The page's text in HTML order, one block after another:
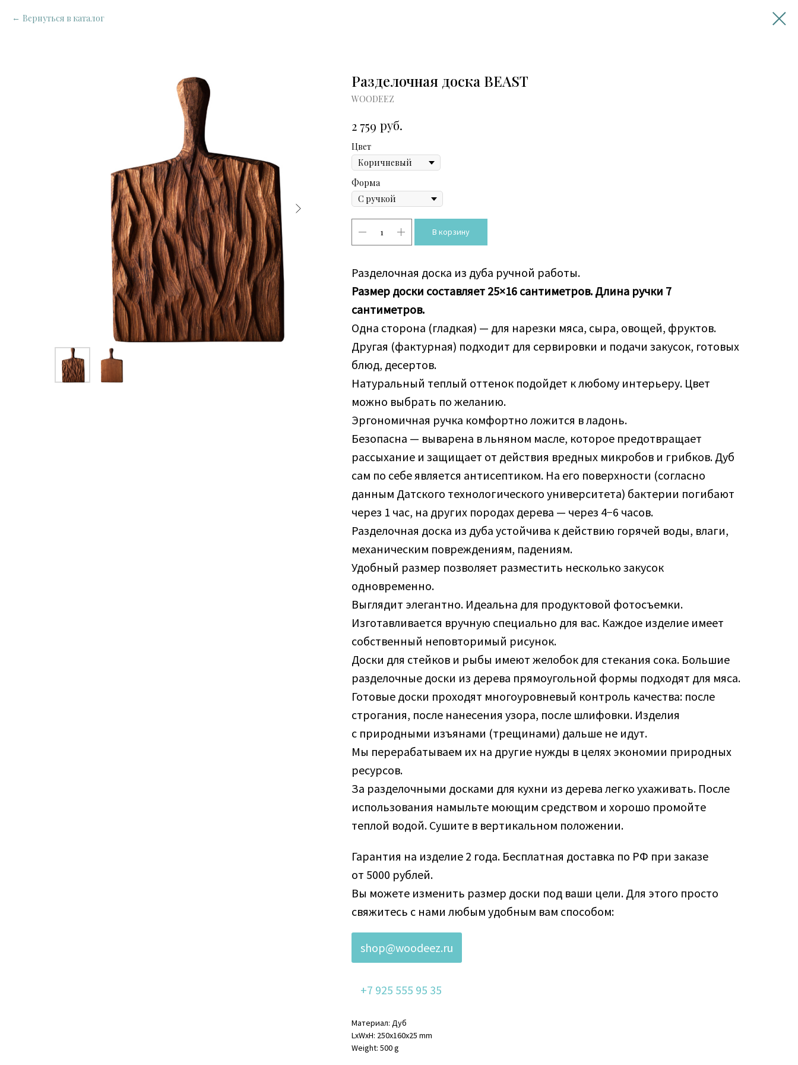
Вернуться в каталог
Разделочная доска BEAST
WOODEEZ
2 759 руб.
Цвет
Форма
В корзину
Разделочная доска из дуба ручной работы.
Размер доски составляет 25×16 сантиметров. Длина ручки 7
сантиметров.
Одна сторона (гладкая) — для нарезки мяса, сыра, овощей, фруктов.
Другая (фактурная) подходит для сервировки и подачи закусок, готовых
блюд, десертов.
Натуральный теплый оттенок подойдет к любому интерьеру. Цвет
можно выбрать по желанию.
Эргономичная ручка комфортно ложится в ладонь.
Безопасна — выварена в льняном масле, которое предотвращает
рассыхание и защищает от действия вредных микробов и грибков. Дуб
сам по себе является антисептиком. На его поверхности (согласно
данным Датского технологического университета) бактерии погибают
через 1 час, на других породах дерева — через 4−6 часов.
Разделочная доска из дуба устойчива к действию горячей воды, влаги,
механическим повреждениям, падениям.
Удобный размер позволяет разместить несколько закусок
одновременно.
Выглядит элегантно. Идеальна для продуктовой фотосъемки.
Изготавливается вручную специально для вас. Каждое изделие имеет
собственный неповторимый рисунок.
Доски для стейков и рыбы имеют желобок для стекания сока. Большие
разделочные доски из дерева прямоугольной формы подходят для мяса.
Готовые доски проходят многоуровневый контроль качества: после
строгания, после нанесения узора, после шлифовки. Изделия
с природными изъянами (трещинами) дальше не идут.
Мы перерабатываем их на другие нужды в целях экономии природных
ресурсов.
За разделочными досками для кухни из дерева легко ухаживать. После
использования намыльте моющим средством и хорошо промойте
теплой водой. Сушите в вертикальном положении.
Гарантия на изделие 2 года. Бесплатная доставка по РФ при заказе
от 5000 рублей.
Вы можете изменить размер доски под ваши цели. Для этого просто
свяжитесь с нами любым удобным вам способом:
shop@woodeez.ru
+7 925 555 95 35
Материал: Дуб
LxWxH: 250x160x25 mm
Weight: 500 g